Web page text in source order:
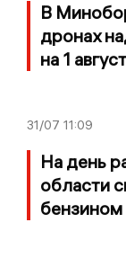
В
дронах
на 1
31/07 11:09
На день
области
бензином